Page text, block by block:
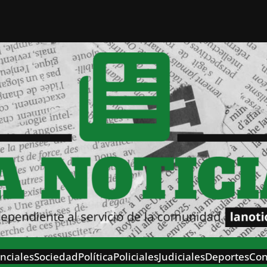
SociedadPolíticaPolicialesJudicialesDeportes